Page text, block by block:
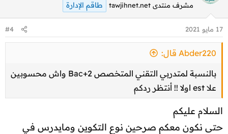
مشرف منتدى tawjihnet.net طاقم الإدارة
17 مايو 2021 #4
Abder220 قال:
بالنسبة لمتدربي التقني المتخصص Bac+2 واش محسوبين
علا est اولا !! أنتظر ردكم
السلام عليكم
حتى نكون معكم صرحين نوع التكوين ومايدرس في